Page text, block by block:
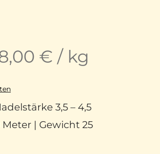
€ / kg
3,5 – 4,5
| Gewicht 25